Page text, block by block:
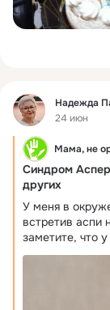
Фид Надежда
24 июн
Мама, не
Синдром
других
У меня в
встретив аспи
заметите, что
Внешне они
поведении, в
синдром
могут